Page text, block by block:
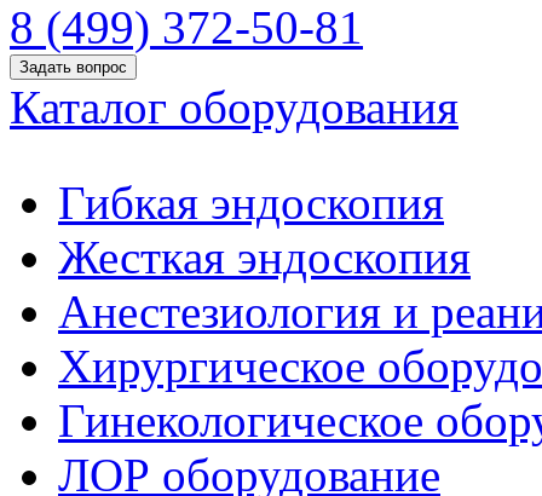
8 (499) 372-50-81
Задать вопрос
Каталог оборудования
Гибкая эндоскопия
Жесткая эндоскопия
Анестезиология и
Хирургическое
Гинекологическое
ЛОР оборудование